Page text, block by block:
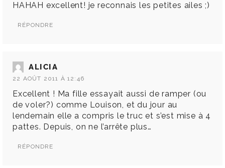
HAHAH excellent! je reconnais les petites ailes ;)
RÉPONDRE
ALICIA
22 AOÛT 2011 À 12:46
Excellent ! Ma fille essayait aussi de ramper (ou
de voler?) comme Louison, et du jour au
lendemain elle a compris le truc et s’est mise à 4
pattes. Depuis, on ne l’arrête plus…
RÉPONDRE